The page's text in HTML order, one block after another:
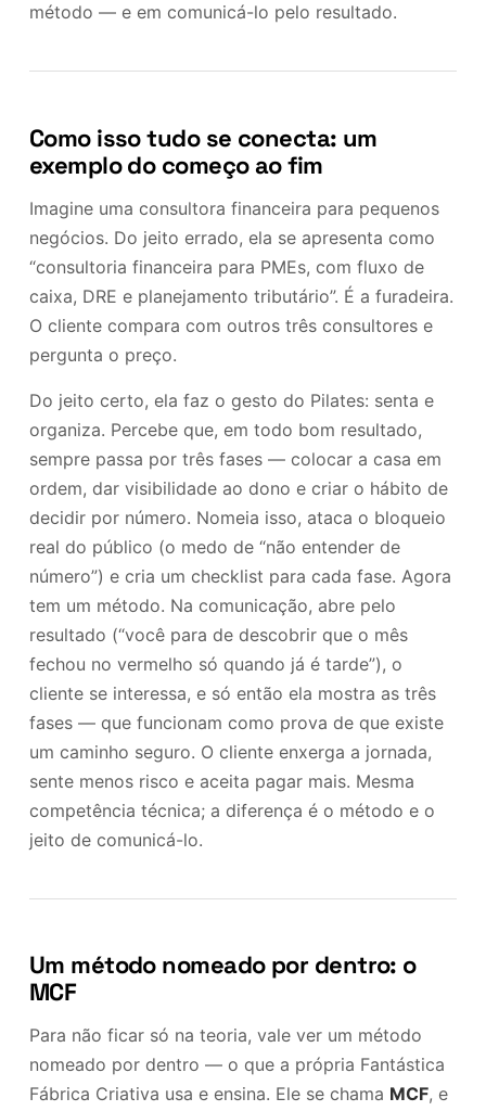
método — e em comunicá-lo pelo resultado.
Como isso tudo se conecta: um
exemplo do começo ao fim
Imagine uma consultora financeira para pequenos
negócios. Do jeito errado, ela se apresenta como
“consultoria financeira para PMEs, com fluxo de
caixa, DRE e planejamento tributário”. É a furadeira.
O cliente compara com outros três consultores e
pergunta o preço.
Do jeito certo, ela faz o gesto do Pilates: senta e
organiza. Percebe que, em todo bom resultado,
sempre passa por três fases — colocar a casa em
ordem, dar visibilidade ao dono e criar o hábito de
decidir por número. Nomeia isso, ataca o bloqueio
real do público (o medo de “não entender de
número”) e cria um checklist para cada fase. Agora
tem um método. Na comunicação, abre pelo
resultado (“você para de descobrir que o mês
fechou no vermelho só quando já é tarde”), o
cliente se interessa, e só então ela mostra as três
fases — que funcionam como prova de que existe
um caminho seguro. O cliente enxerga a jornada,
sente menos risco e aceita pagar mais. Mesma
competência técnica; a diferença é o método e o
jeito de comunicá-lo.
Um método nomeado por dentro: o
MCF
Para não ficar só na teoria, vale ver um método
nomeado por dentro — o que a própria Fantástica
Fábrica Criativa usa e ensina. Ele se chama MCF, e